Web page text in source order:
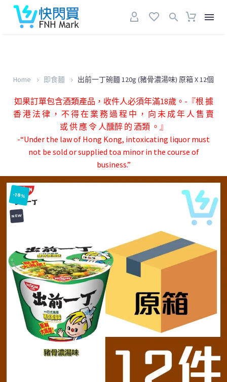
Home 即食麵 出前一丁碗麵 120g (豬骨濃湯味) 原箱 X 12個
如果訂單包含酒類產品，收件人必須年滿18歲。-『根 據
香 港 法 律 ， 不 得 在 業 務 過 程 中 ， 向 未 成 年 人 售 賣
或 供 應 令 人醺醉 的 酒類 。』
-“Under the law of Hong Kong, intoxicating liquor must
not be sold or supplied toa minor in the course of
business.”
-18%
NEW